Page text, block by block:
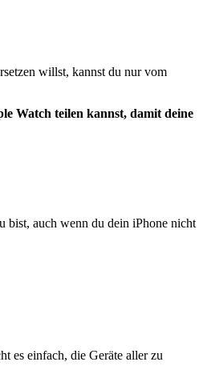
willst, kannst du nur vom
Watch teilen kannst, damit deine
bist, auch wenn du dein iPhone nicht
es einfach, die Geräte aller zu